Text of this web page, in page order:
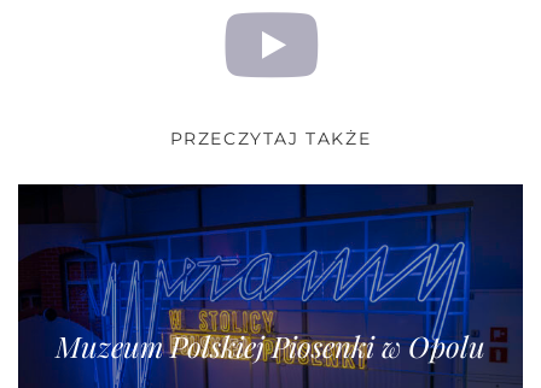
PRZECZYTAJ TAKŻE
Muzeum Polskiej Piosenki w Opolu